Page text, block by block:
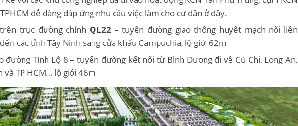
dễ dàng đáp ứng nhu cầu việc làm cho cư dân ở đây.
trục đường chính QL22 – tuyến đường giao thông huyết mạch nối liền
các tỉnh Tây Ninh sang cửa khẩu Campuchia, lộ giới 62m
đường Tỉnh Lộ 8 – tuyến đường kết nối từ Bình Dương đi về Củ Chi, Long An,
và TP HCM… lộ giới 46m